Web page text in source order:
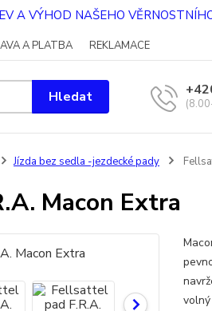
A VÝHOD NAŠEHO
A PLATBA REKLAMACE
Hledat
Jízda bez sedla -jezdecké pady
Macon Extra